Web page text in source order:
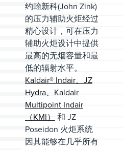
约翰新科(John Zink)
的压力辅助火炬经过
精心设计，可在压力
辅助火炬设计中提供
最高的无烟容量和最
低的辐射水平。
Kaldair® Indair、JZ
Hydra、Kaldair
Multipoint Indair
（KMI）
和 JZ
Poseidon 火炬系统
因其能够在几乎所有